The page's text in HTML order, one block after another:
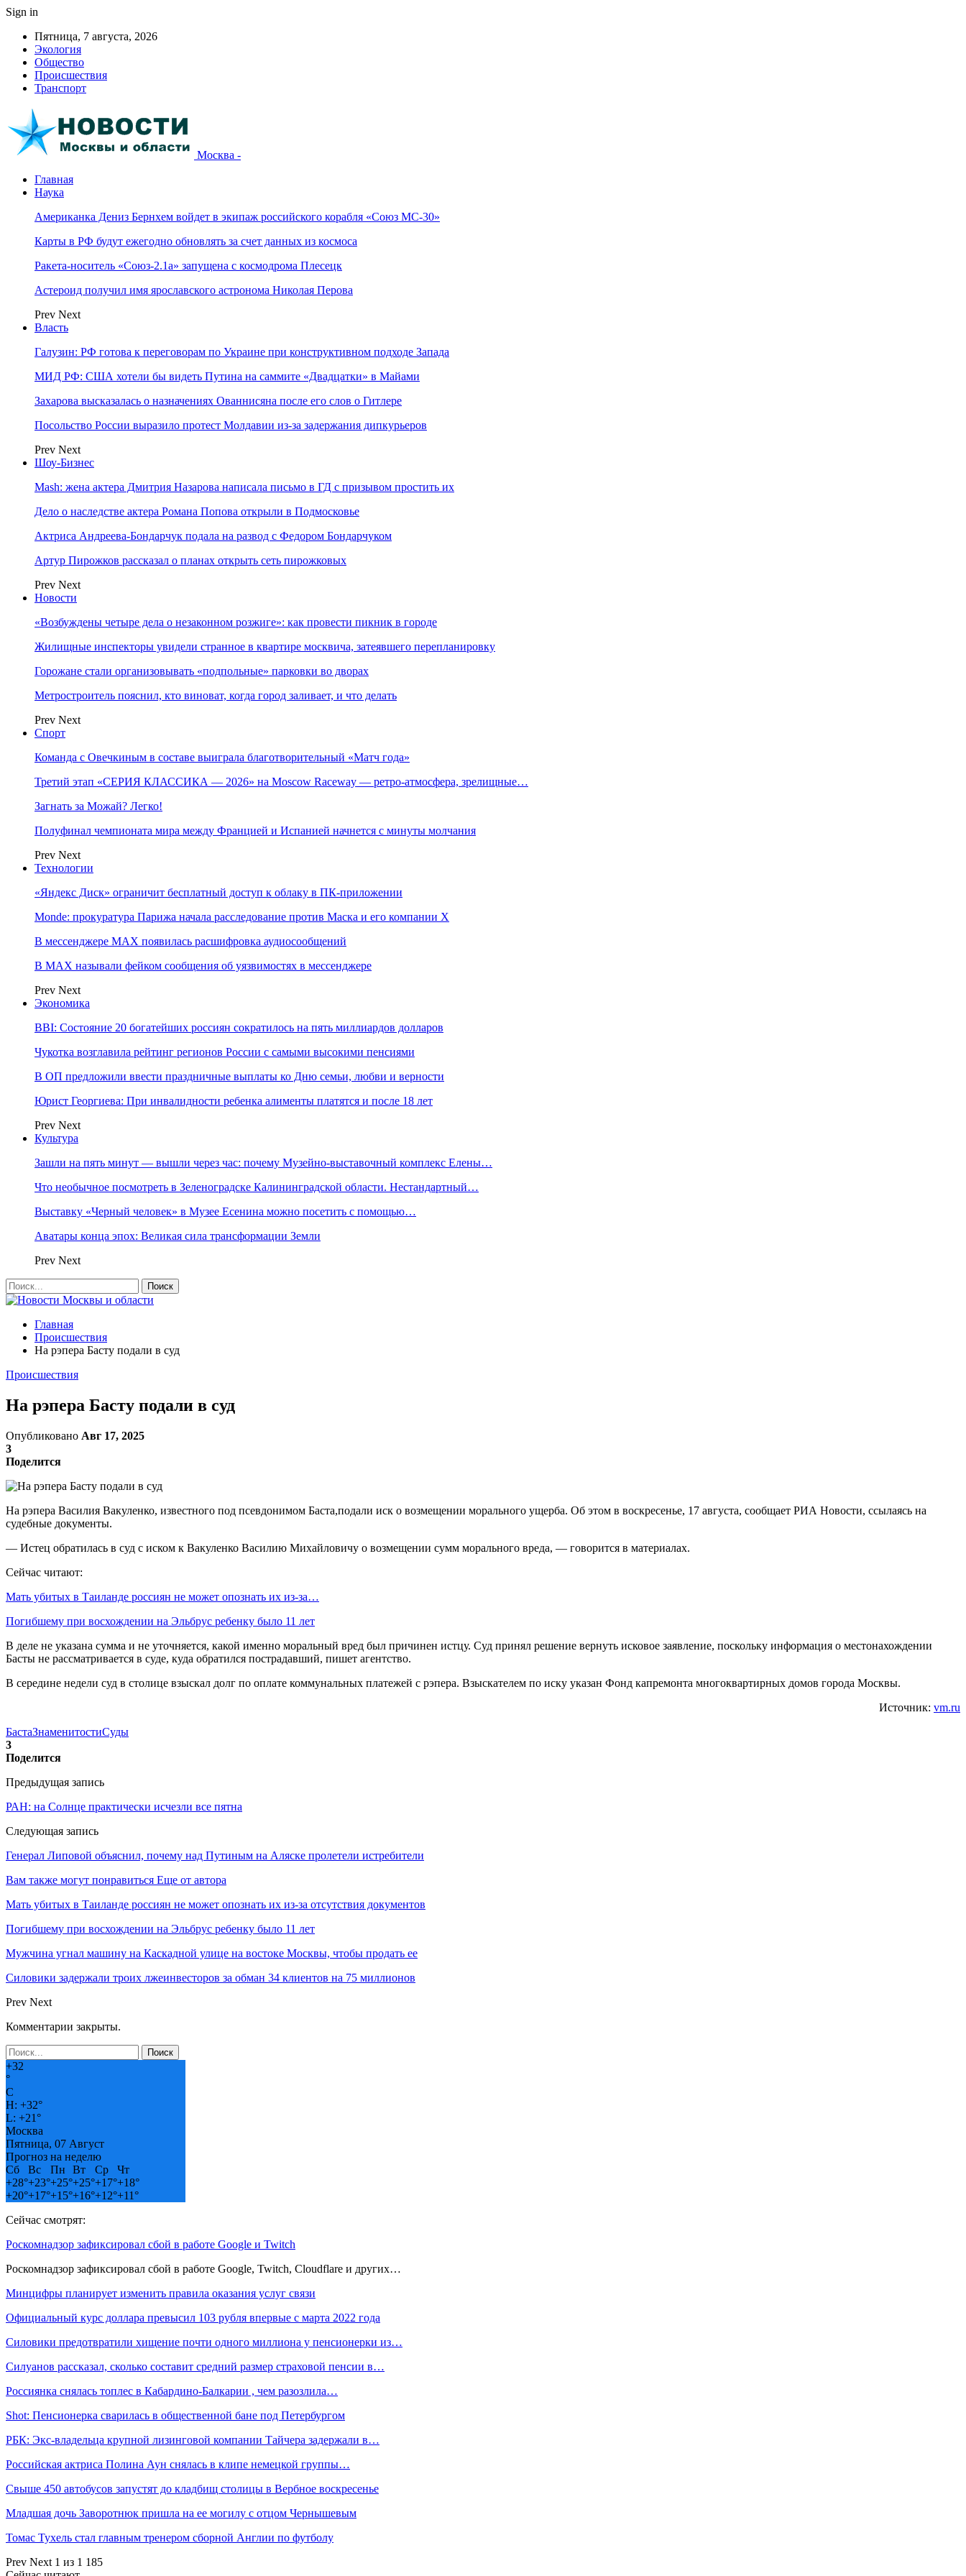
Sign in
Пятница, 7 августа, 2026
Экология
Общество
Происшествия
Транспорт
Москва -
Главная
Наука
Американка Дениз Бернхем войдет в экипаж российского корабля «Союз МС-30»
Карты в РФ будут ежегодно обновлять за счет данных из космоса
Ракета-носитель «Союз-2.1а» запущена с космодрома Плесецк
Астероид получил имя ярославского астронома Николая Перова
Prev Next
Власть
Галузин: РФ готова к переговорам по Украине при конструктивном подходе Запада
МИД РФ: США хотели бы видеть Путина на саммите «Двадцатки» в Майами
Захарова высказалась о назначениях Ованнисяна после его слов о Гитлере
Посольство России выразило протест Молдавии из-за задержания дипкурьеров
Prev Next
Шоу-Бизнес
Mash: жена актера Дмитрия Назарова написала письмо в ГД с призывом простить их
Дело о наследстве актера Романа Попова открыли в Подмосковье
Актриса Андреева-Бондарчук подала на развод с Федором Бондарчуком
Артур Пирожков рассказал о планах открыть сеть пирожковых
Prev Next
Новости
«Возбуждены четыре дела о незаконном розжиге»: как провести пикник в городе
Жилищные инспекторы увидели странное в квартире москвича, затеявшего перепланировку
Горожане стали организовывать «подпольные» парковки во дворах
Метростроитель пояснил, кто виноват, когда город заливает, и что делать
Prev Next
Спорт
Команда с Овечкиным в составе выиграла благотворительный «Матч года»
Третий этап «СЕРИЯ КЛАССИКА — 2026» на Moscow Raceway — ретро‑атмосфера, зрелищные…
Загнать за Можай? Легко!
Полуфинал чемпионата мира между Францией и Испанией начнется с минуты молчания
Prev Next
Технологии
«Яндекс Диск» ограничит бесплатный доступ к облаку в ПК-приложении
Monde: прокуратура Парижа начала расследование против Маска и его компании X
В мессенджере MAX появилась расшифровка аудиосообщений
В МAX называли фейком сообщения об уязвимостях в мессенджере
Prev Next
Экономика
BBI: Состояние 20 богатейших россиян сократилось на пять миллиардов долларов
Чукотка возглавила рейтинг регионов России с самыми высокими пенсиями
В ОП предложили ввести праздничные выплаты ко Дню семьи, любви и верности
Юрист Георгиева: При инвалидности ребенка алименты платятся и после 18 лет
Prev Next
Культура
Зашли на пять минут — вышли через час: почему Музейно-выставочный комплекс Елены…
Что необычное посмотреть в Зеленоградске Калининградской области. Нестандартный…
Выставку «Черный человек» в Музее Есенина можно посетить с помощью…
Аватары конца эпох: Великая сила трансформации Земли
Prev Next
Главная
Происшествия
На рэпера Басту подали в суд
Происшествия
На рэпера Басту подали в суд
Опубликовано Авг 17, 2025
3
Поделится
На рэпера Василия Вакуленко, известного под псевдонимом Баста,подали иск о возмещении морального ущерба. Об этом в воскресенье, 17 августа, сообщает РИА Новости, ссылаясь на
судебные документы.
— Истец обратилась в суд с иском к Вакуленко Василию Михайловичу о возмещении сумм морального вреда, — говорится в материалах.
Сейчас читают:
Мать убитых в Таиланде россиян не может опознать их из-за…
Погибшему при восхождении на Эльбрус ребенку было 11 лет
В деле не указана сумма и не уточняется, какой именно моральный вред был причинен истцу. Суд принял решение вернуть исковое заявление, поскольку информация о местонахождении
Басты не рассматривается в суде, куда обратился пострадавший, пишет агентство.
В середине недели суд в столице взыскал долг по оплате коммунальных платежей с рэпера. Взыскателем по иску указан Фонд капремонта многоквартирных домов города Москвы.
Источник: vm.ru
БастаЗнаменитостиСуды
3
Поделится
Предыдущая запись
РАН: на Солнце практически исчезли все пятна
Следующая запись
Генерал Липовой объяснил, почему над Путиным на Аляске пролетели истребители
Вам также могут понравиться Еще от автора
Мать убитых в Таиланде россиян не может опознать их из-за отсутствия документов
Погибшему при восхождении на Эльбрус ребенку было 11 лет
Мужчина угнал машину на Каскадной улице на востоке Москвы, чтобы продать ее
Силовики задержали троих лжеинвесторов за обман 34 клиентов на 75 миллионов
Prev Next
Комментарии закрыты.
+32
°
C
H: +32°
L: +21°
Москва
Пятница, 07 Август
Прогноз на неделю
Сб
Вс Пн Вт Ср
Чт
+28°+23°+25°+25°+17°+18°
+20°+17°+15°+16°+12°+11°
Сейчас смотрят:
Роскомнадзор зафиксировал сбой в работе Google и Twitch
Роскомнадзор зафиксировал сбой в работе Google, Twitch, Cloudflare и других…
Минцифры планирует изменить правила оказания услуг связи
Официальный курс доллара превысил 103 рубля впервые с марта 2022 года
Силовики предотвратили хищение почти одного миллиона у пенсионерки из…
Силуанов рассказал, сколько составит средний размер страховой пенсии в…
Россиянка снялась топлес в Кабардино-Балкарии , чем разозлила…
Shot: Пенсионерка сварилась в общественной бане под Петербургом
РБК: Экс-владельца крупной лизинговой компании Тайчера задержали в…
Российская актриса Полина Аун снялась в клипе немецкой группы…
Свыше 450 автобусов запустят до кладбищ столицы в Вербное воскресенье
Младшая дочь Заворотнюк пришла на ее могилу с отцом Чернышевым
Томас Тухель стал главным тренером сборной Англии по футболу
Prev Next 1 из 1 185